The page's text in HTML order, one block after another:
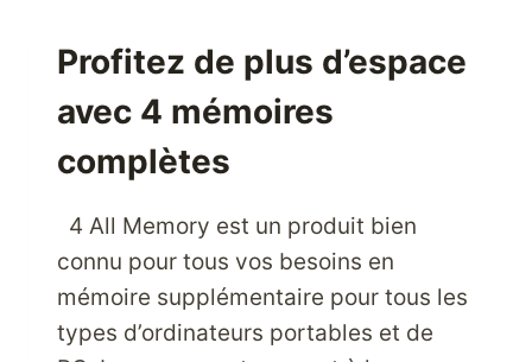
Profitez de plus d’espace
avec 4 mémoires
complètes
4 All Memory est un produit bien
connu pour tous vos besoins en
mémoire supplémentaire pour tous les
types d’ordinateurs portables et de